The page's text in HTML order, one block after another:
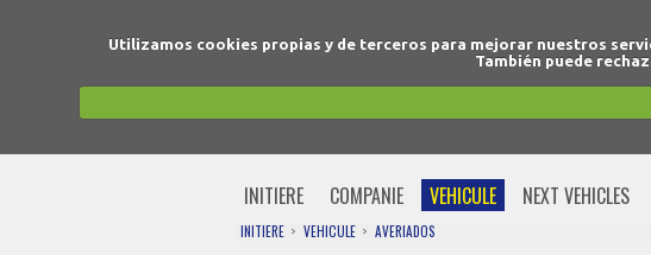
Utilizamos cookies propias y de terceros para mejorar nuestros
También puede
INITIERE COMPANIE VEHICULE NEXT VEHICLES
INITIERE VEHICULE AVERIADOS